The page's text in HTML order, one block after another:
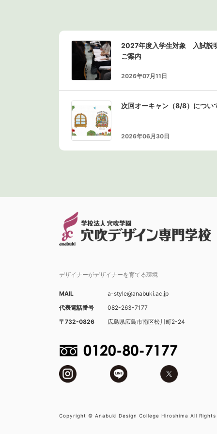
2027年度入学生対象 入試説
ご案内
2026年07月11日
次回オーキャン（8/8）につい
2026年06月30日
デザイナーがデザイナーを育てる環境
MAIL
a-style@anabuki.ac.jp
代表電話番号
082-263-7177
〒732-0826
広島県広島市南区松川町2-24
Copyright © Anabuki Design College Hiroshima All